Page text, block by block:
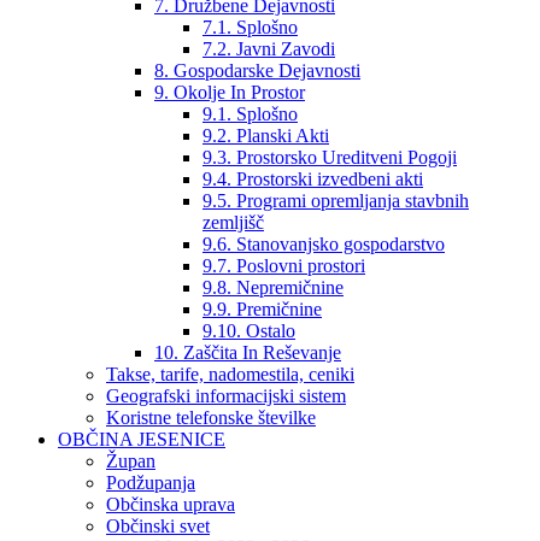
7. Družbene Dejavnosti
7.1. Splošno
7.2. Javni Zavodi
8. Gospodarske Dejavnosti
9. Okolje In Prostor
9.1. Splošno
9.2. Planski Akti
9.3. Prostorsko Ureditveni Pogoji
9.4. Prostorski izvedbeni akti
9.5. Programi opremljanja stavbnih
zemljišč
9.6. Stanovanjsko gospodarstvo
9.7. Poslovni prostori
9.8. Nepremičnine
9.9. Premičnine
9.10. Ostalo
10. Zaščita In Reševanje
Takse, tarife, nadomestila, ceniki
Geografski informacijski sistem
Koristne telefonske številke
OBČINA JESENICE
Župan
Podžupanja
Občinska uprava
Občinski svet